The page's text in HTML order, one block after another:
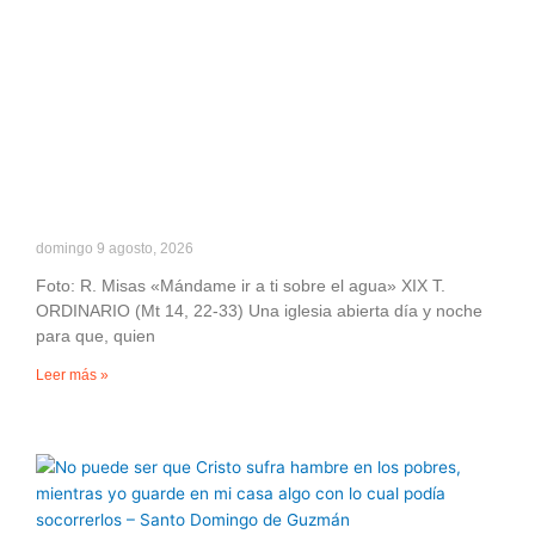
domingo 9 agosto, 2026
Foto: R. Misas «Mándame ir a ti sobre el agua» XIX T.
ORDINARIO (Mt 14, 22-33) Una iglesia abierta día y noche
para que, quien
Leer más »